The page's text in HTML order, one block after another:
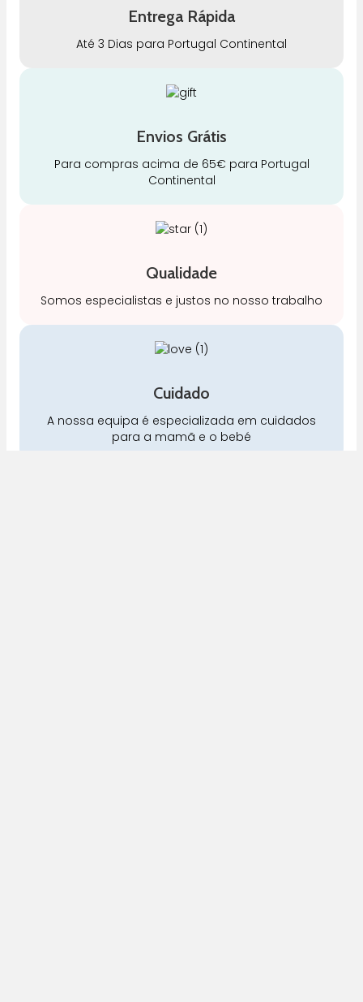
Entrega Rápida
Até 3 Dias para Portugal Continental
Envios Grátis
Para compras acima de 65€ para Portugal
Continental
Qualidade
Somos especialistas e justos no nosso trabalho
Cuidado
A nossa equipa é especializada em cuidados
para a mamã e o bebé